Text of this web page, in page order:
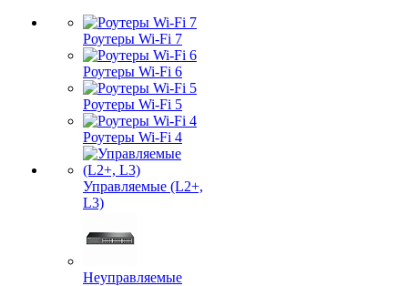
Роутеры Wi-Fi 7
Роутеры Wi-Fi 6
Роутеры Wi-Fi 5
Роутеры Wi-Fi 4
Управляемые (L2+,
L3)
Неуправляемые